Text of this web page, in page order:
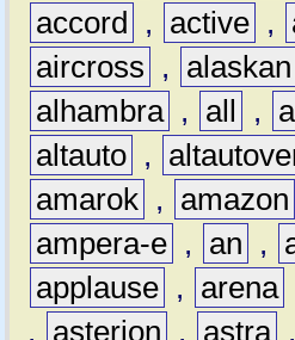
accord
, active ,
aircross
, alaskan
alhambra , all ,
altauto ,
amarok , amazon
ampera-e , an ,
applause , arena
,
asterion , astra ,